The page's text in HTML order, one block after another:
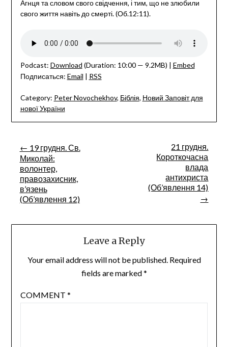
Агнця та словом свого свідчення, і тим, що не злюбили
свого життя навіть до смерті. (Об.12:11).
Podcast: Download (Duration: 10:00 — 9.2MB) | Embed
Подписаться: Email | RSS
Category: Peter Novochekhov, Біблія, Новий Заповіт для
нової України
Post
navigation
← 19 грудня. Св.
Миколай:
волонтер,
правозахисник,
в’язень
(Об’явлення 12)
21 грудня.
Короткочасна
влада
антихриста
(Об’явлення 14)
→
Leave a Reply
Your email address will not be published. Required
fields are marked*
COMMENT *